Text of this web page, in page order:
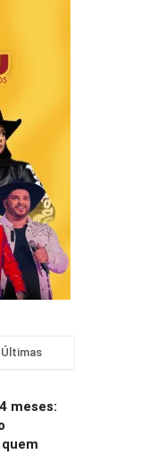
Últimas
meses: